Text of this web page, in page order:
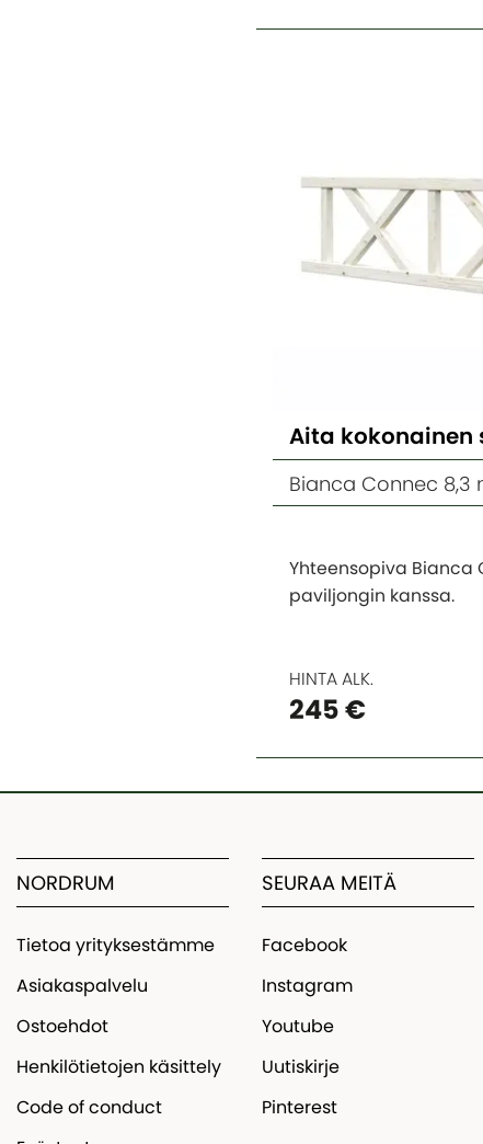
Aita kokonainen
Bianca Connec 8,3
Yhteensopiva Bianca
paviljongin kanssa.
HINTA ALK.
245 €
NORDRUM
Tietoa yrityksestämme
Asiakaspalvelu
Ostoehdot
Henkilötietojen käsittely
Code of conduct
SEURAA MEITÄ
Facebook
Instagram
Youtube
Uutiskirje
Pinterest